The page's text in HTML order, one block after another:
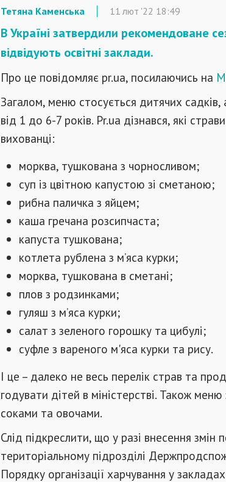
Тетяна Каменська 11 лют '22 18:49
В Україні затвердили рекомендоване
відвідують освітні заклади.
Про це повідомляє pr.ua, посилаючись на
Загалом, меню стосується дитячих
від 1 до 6-7 років. Рr.ua дізнався, які
вихованці:
морква, тушкована з чорносливом;
суп із цвітною капустою зі сметаною;
рибна паличка з яйцем;
каша гречана розсипчаста;
капуста тушкована;
котлета рублена з м’яса курки;
морква, тушкована в сметані;
плов з родзинками;
гуляш з м’яса курки;
салат з зеленого горошку та цибулі;
суфле з вареного м'яса курки та рису.
І це – далеко не весь перелік страв та
годувати дітей в міністерстві. Також
соками та овочами.
Слід підкреслити, що у разі внесення змін
територіальному підрозділі
Порядку організації харчування у